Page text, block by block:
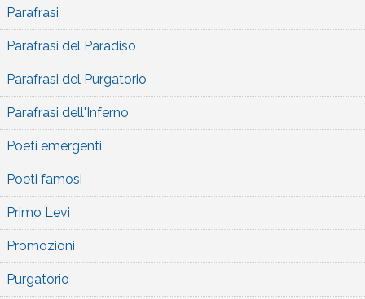
Parafrasi
Parafrasi del Paradiso
Parafrasi del Purgatorio
Parafrasi dell'Inferno
Poeti emergenti
Poeti famosi
Primo Levi
Promozioni
Purgatorio